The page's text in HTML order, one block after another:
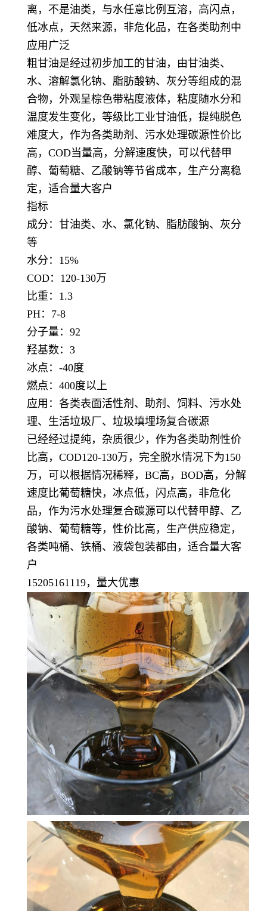
离，不是油类，与水任意比例互溶，高闪点，
低冰点，天然来源，非危化品，在各类助剂中
应用广泛
粗甘油是经过初步加工的甘油，由甘油类、
水、溶解氯化钠、脂肪酸钠、灰分等组成的混
合物，外观呈棕色带粘度液体，粘度随水分和
温度发生变化，等级比工业甘油低，提纯脱色
难度大，作为各类助剂、污水处理碳源性价比
高，COD当量高，分解速度快，可以代替甲
醇、葡萄糖、乙酸钠等节省成本，生产分离稳
定，适合量大客户
指标
成分：甘油类、水、氯化钠、脂肪酸钠、灰分
等
水分：15%
COD：120-130万
比重：1.3
PH：7-8
分子量：92
羟基数：3
冰点：-40度
燃点：400度以上
应用：各类表面活性剂、助剂、饲料、污水处
理、生活垃圾厂、垃圾填埋场复合碳源
已经经过提纯，杂质很少，作为各类助剂性价
比高，COD120-130万，完全脱水情况下为150
万，可以根据情况稀释，BC高，BOD高，分解
速度比葡萄糖快，冰点低，闪点高，非危化
品，作为污水处理复合碳源可以代替甲醇、乙
酸钠、葡萄糖等，性价比高，生产供应稳定，
各类吨桶、铁桶、液袋包装都由，适合量大客
户
15205161119，量大优惠